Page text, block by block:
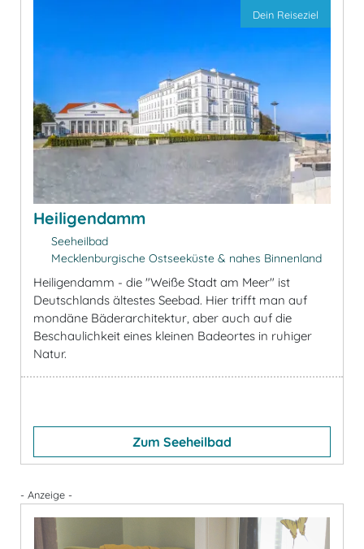
Dein Reiseziel
Heiligendamm
Seeheilbad
Mecklenburgische Ostseeküste & nahes Binnenland
Heiligendamm - die "Weiße Stadt am Meer" ist
Deutschlands ältestes Seebad. Hier trifft man auf
mondäne Bäderarchitektur, aber auch auf die
Beschaulichkeit eines kleinen Badeortes in ruhiger
Natur.
Zum Seeheilbad
- Anzeige -